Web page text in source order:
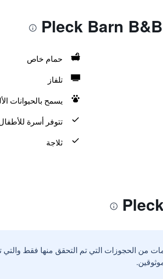
حمام خاص
تلفاز
يسمح بالحيوانات
تتوفر أسرة
ثلاجة
من الحجوزات التي تم التحقق منها فقط